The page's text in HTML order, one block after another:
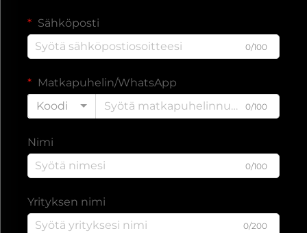
Sähköposti
0/100
Matkapuhelin/WhatsApp
Koodi
0/100
Nimi
0/100
Yrityksen nimi
0/200